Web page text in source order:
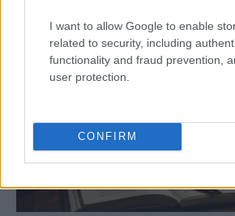
I want to allow Google to enable
related to security, including
functionality and fraud prevention,
user protection.
CONFIRM